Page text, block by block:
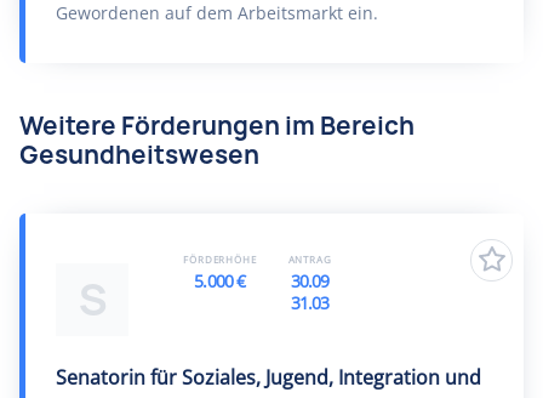
Gewordenen auf dem Arbeitsmarkt ein.
Weitere Förderungen im Bereich
Gesundheitswesen
S
Senatorin für Soziales, Jugend, Integration und
FÖRDERHÖHE
5.000 €
ANTRAG
30.09
31.03